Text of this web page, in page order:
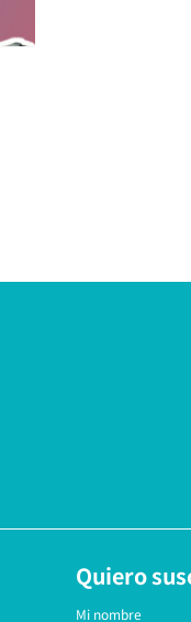
Quiero
Mi nombre